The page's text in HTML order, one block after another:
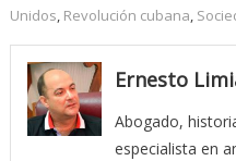
Unidos, Revolución cubana,
Ernesto
Abogado,
especialista en